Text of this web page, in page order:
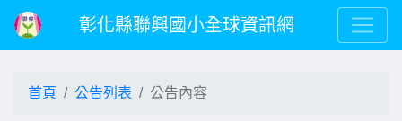
彰化縣聯興國小全球資訊網
首頁 公告列表 公告內容